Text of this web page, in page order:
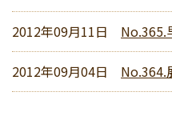
2012年09月11日 No.365.
2012年09月04日 No.364.